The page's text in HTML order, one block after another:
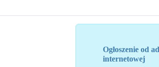
Ogłoszenie od
internetowej